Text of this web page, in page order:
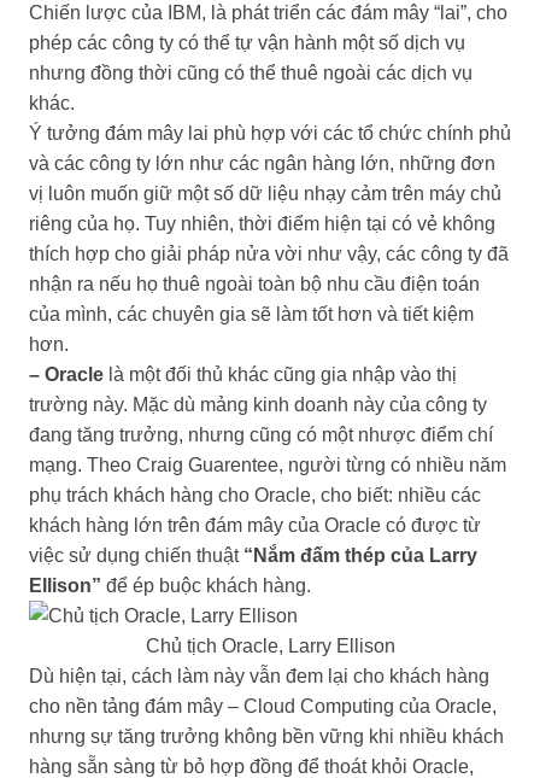
Chiến lược của IBM, là phát triển các đám mây “lai”, cho
phép các công ty có thể tự vận hành một số dịch vụ
nhưng đồng thời cũng có thể thuê ngoài các dịch vụ
khác.
Ý tưởng đám mây lai phù hợp với các tổ chức chính phủ
và các công ty lớn như các ngân hàng lớn, những đơn
vị luôn muốn giữ một số dữ liệu nhạy cảm trên máy chủ
riêng của họ. Tuy nhiên, thời điểm hiện tại có vẻ không
thích hợp cho giải pháp nửa vời như vậy, các công ty đã
nhận ra nếu họ thuê ngoài toàn bộ nhu cầu điện toán
của mình, các chuyên gia sẽ làm tốt hơn và tiết kiệm
hơn.
– Oracle là một đối thủ khác cũng gia nhập vào thị
trường này. Mặc dù mảng kinh doanh này của công ty
đang tăng trưởng, nhưng cũng có một nhược điểm chí
mạng. Theo Craig Guarentee, người từng có nhiều năm
phụ trách khách hàng cho Oracle, cho biết: nhiều các
khách hàng lớn trên đám mây của Oracle có được từ
việc sử dụng chiến thuật “Nắm đấm thép của Larry
Ellison” để ép buộc khách hàng.
Chủ tịch Oracle, Larry Ellison
Dù hiện tại, cách làm này vẫn đem lại cho khách hàng
cho nền tảng đám mây – Cloud Computing của Oracle,
nhưng sự tăng trưởng không bền vững khi nhiều khách
hàng sẵn sàng từ bỏ hợp đồng để thoát khỏi Oracle,